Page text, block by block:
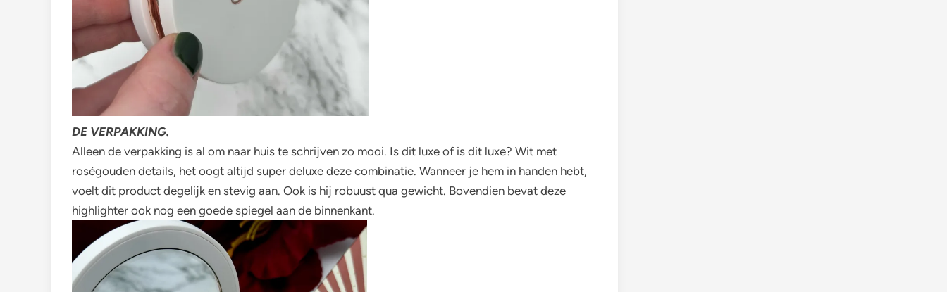
DE VERPAKKING.
Alleen de verpakking is al om naar huis te schrijven zo mooi. Is dit luxe of is dit luxe? Wit met
roségouden details, het oogt altijd super deluxe deze combinatie. Wanneer je hem in handen hebt,
voelt dit product degelijk en stevig aan. Ook is hij robuust qua gewicht. Bovendien bevat deze
highlighter ook nog een goede spiegel aan de binnenkant.